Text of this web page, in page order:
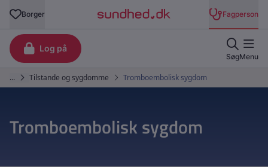
Tromboembolisk sygdom